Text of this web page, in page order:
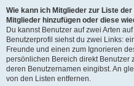
Wie kann ich Mitglieder zur Liste
Mitglieder hinzufügen oder diese
Du kannst Benutzer auf zwei Arten
Benutzerprofil siehst du zwei Links:
Freunde und einen zum Ignorieren
persönlichen Bereich direkt Benutzer
deren Benutzernamen eingibst. An
von den Listen entfernen.